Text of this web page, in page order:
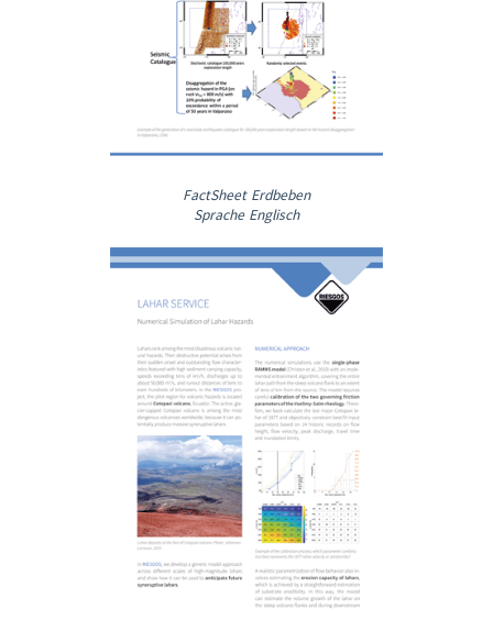
FactSheet Erdbeben
Sprache Englisch